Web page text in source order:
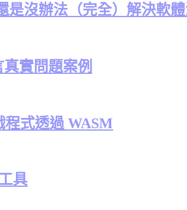
是沒辦法（完全）解決軟
實問題案例
式透過 WASM
具